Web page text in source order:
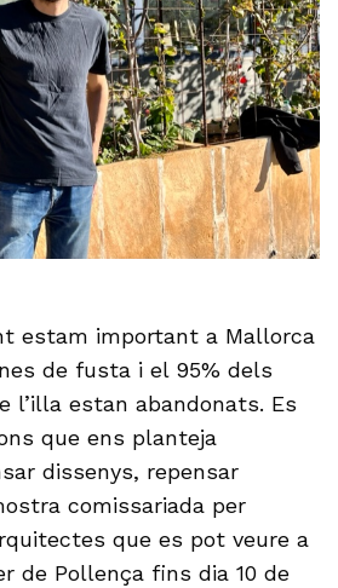
estam important a Mallorca
de fusta i el 95% dels
l’illa estan abandonats. Es
que ens planteja
dissenys, repensar
comissariada per
que es pot veure a
de Pollença fins dia 10 de